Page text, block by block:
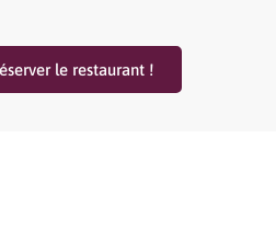
le restaurant !